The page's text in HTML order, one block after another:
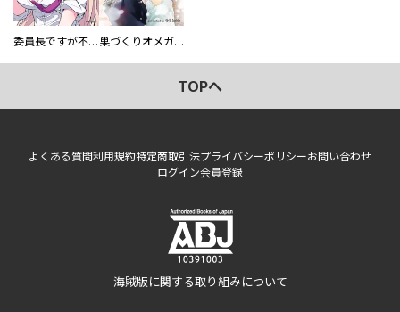
委員長ですが不良になるほど恋してます！ 巣づくりオメガバース
TOPへ
よくある質問利用規約特定商取引法プライバシーポリシーお問い合わせ
ログイン会員登録
海賊版に関する取り組みについて